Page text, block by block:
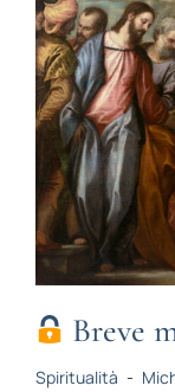
Breve
Spiritualità -